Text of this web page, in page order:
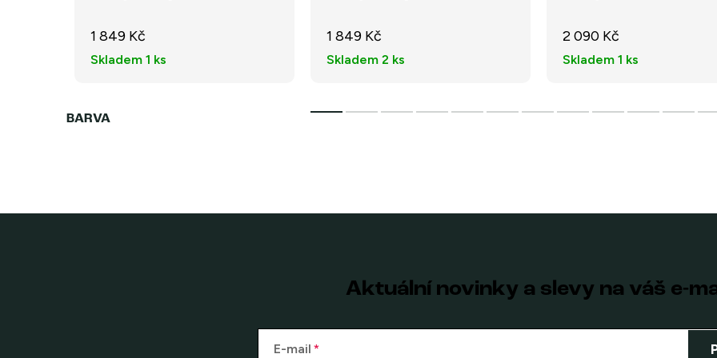
1 849 Kč
Skladem 1 ks
1 849 Kč
Skladem 2 ks
2 090 Kč
Skladem 1 ks
Aktuální novinky a slevy na váš e-
E-mail